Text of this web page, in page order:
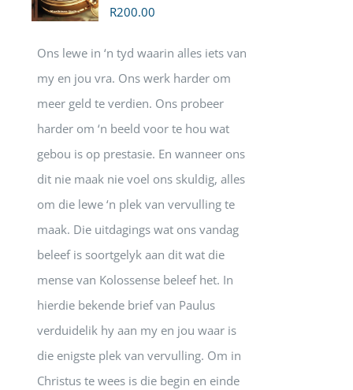
R200.00
Ons lewe in ‘n tyd waarin alles iets van
my en jou vra. Ons werk harder om
meer geld te verdien. Ons probeer
harder om ‘n beeld voor te hou wat
gebou is op prestasie. En wanneer ons
dit nie maak nie voel ons skuldig, alles
om die lewe ‘n plek van vervulling te
maak. Die uitdagings wat ons vandag
beleef is soortgelyk aan dit wat die
mense van Kolossense beleef het. In
hierdie bekende brief van Paulus
verduidelik hy aan my en jou waar is
die enigste plek van vervulling. Om in
Christus te wees is die begin en einde